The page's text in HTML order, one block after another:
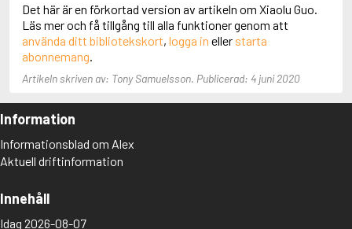
Det här är en förkortad version av artikeln om Xiaolu Guo.
Läs mer och få tillgång till alla funktioner genom att
använda ditt bibliotekskort, logga in eller starta
abonnemang
Artikeln skriven av: Tony Samuelsson. Publicerad: 4 juni 2020
Information
Informationsblad om Alex
Aktuell driftinformation
Innehåll
Idag 2026-08-07